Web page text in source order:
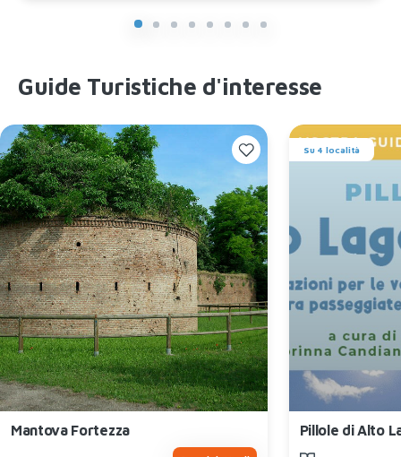
Guide Turistiche d'interesse
Mantova Fortezza
Su 4 località
Pillole di Alto